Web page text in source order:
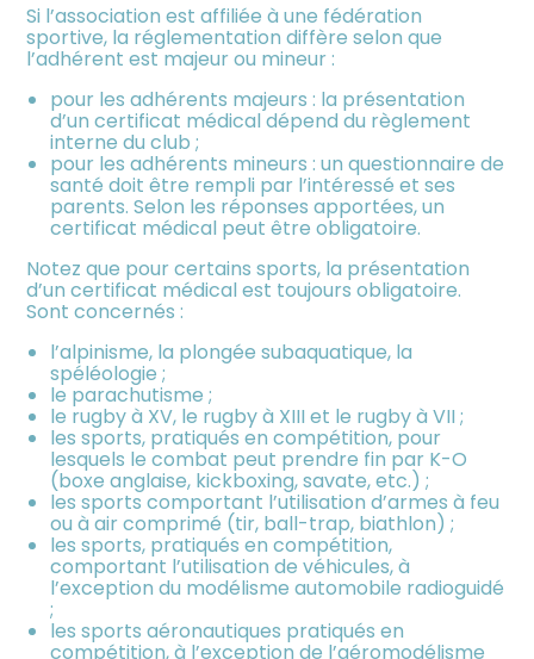
Si l’association est affiliée à une fédération
sportive, la réglementation diffère selon que
l’adhérent est majeur ou mineur :
pour les adhérents majeurs : la présentation
d’un certificat médical dépend du règlement
interne du club ;
pour les adhérents mineurs : un questionnaire de
santé doit être rempli par l’intéressé et ses
parents. Selon les réponses apportées, un
certificat médical peut être obligatoire.
Notez que pour certains sports, la présentation
d’un certificat médical est toujours obligatoire.
Sont concernés :
l’alpinisme, la plongée subaquatique, la
spéléologie ;
le parachutisme ;
le rugby à XV, le rugby à XIII et le rugby à VII ;
les sports, pratiqués en compétition, pour
lesquels le combat peut prendre fin par K-O
(boxe anglaise, kickboxing, savate, etc.) ;
les sports comportant l’utilisation d’armes à feu
ou à air comprimé (tir, ball-trap, biathlon) ;
les sports, pratiqués en compétition,
comportant l’utilisation de véhicules, à
l’exception du modélisme automobile radioguidé
;
les sports aéronautiques pratiqués en
compétition, à l’exception de l’aéromodélisme